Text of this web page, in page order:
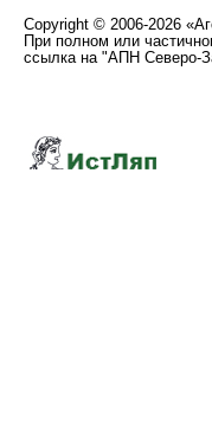
Copyright © 2006-2026
При полном или
ссылка на "АПН Северо-